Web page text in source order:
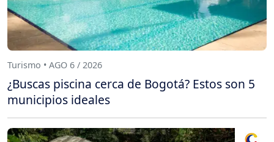
Turismo • AGO 6 / 2026
¿Buscas piscina cerca de Bogotá? Estos son 5
municipios ideales